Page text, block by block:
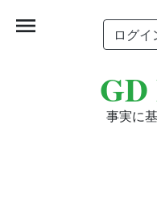
ログイ
事実に
menu